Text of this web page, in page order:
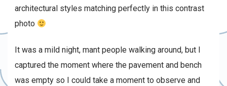
architectural styles matching perfectly in this contrast
photo
It was a mild night, mant people walking around, but I
captured the moment where the pavement and bench
was empty so I could take a moment to observe and